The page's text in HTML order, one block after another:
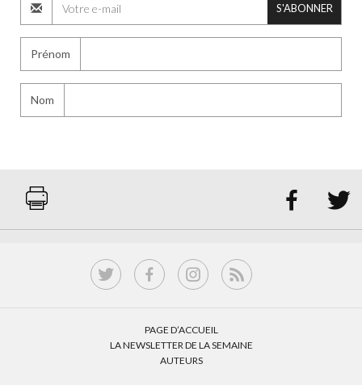
S'ABONNER
Prénom
Nom
 
PAGE D’ACCUEIL
LA NEWSLETTER DE LA SEMAINE
AUTEURS